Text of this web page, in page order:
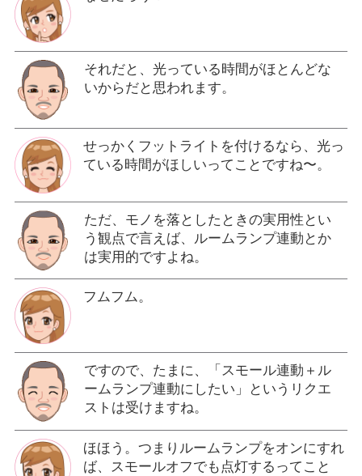
それだと、光っている時間がほとんどな
いからだと思われます。
せっかくフットライトを付けるなら、光っ
ている時間がほしいってことですね〜。
ただ、モノを落としたときの実用性とい
う観点で言えば、ルームランプ連動とか
は実用的ですよね。
フムフム。
ですので、たまに、「スモール連動＋ル
ームランプ連動にしたい」というリクエ
ストは受けますね。
ほほう。つまりルームランプをオンにすれ
ば、スモールオフでも点灯するってこと